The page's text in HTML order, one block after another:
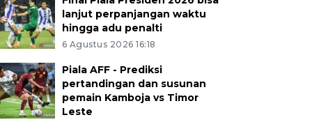
lanjut perpanjangan waktu
hingga adu penalti
6 Agustus 2026 16:18
Piala AFF - Prediksi
pertandingan dan susunan
pemain Kamboja vs Timor
Leste